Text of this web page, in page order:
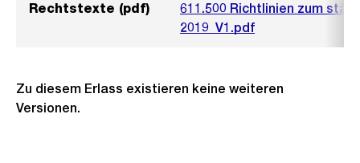
Rechtstexte (pdf)
611.500 Richtlinien zum
2019_V1.pdf
Zu diesem Erlass existieren keine weiteren
Versionen.